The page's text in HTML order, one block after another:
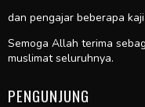
dan pengajar beberapa
Semoga Allah terima
muslimat seluruhnya.
PENGUNJUNG